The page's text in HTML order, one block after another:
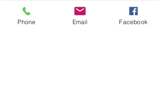
Antal
Phone Email Facebook